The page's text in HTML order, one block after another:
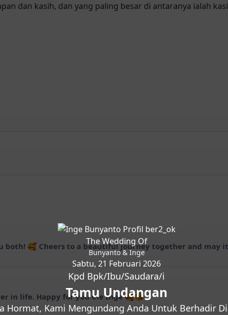
The Wedding Of
Bunyanto & Inge
Sabtu, 21 Februari 2026
Kpd Bpk/Ibu/Saudara/i
Tamu Undangan
Hormat, Kami Mengundang Anda Untuk Berhadir
dan kasih, dan yang paling besar di antaranya ialah
both! 🥰 Cheers to a beautiful journey together and may
in life. Happy for you Cie Inge 🥰😘